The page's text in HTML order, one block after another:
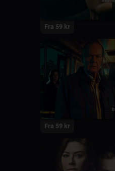
Fra 59 kr
Fra 59 kr